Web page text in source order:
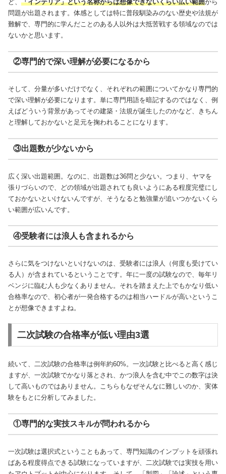
ど、 「インテリア」という名称からは想像できないくらい広い範囲から
問題が出題されます。体感としては特に普段馴染みのない歴史や法規が
難解で、専門的に学んだことのある人以外は大抵苦戦する領域なのでは
ないかと思います。
②専門的で深い理解が必要になるから
そして、分量が多いだけでなく、それぞれの範囲についてかなり専門的
で深い理解が必要になります。単に専門用語を暗記するのではなく、例
えばどういう背景があってその建築・法規が誕生したのかなど、きちん
と理解しておかないと足元を掬われることになります。
③出題数が少ないから
広く深い出題範囲。なのに、出題数は36問と少ない。つまり、ヤマを
張りづらいので、どの領域が出題されても良いようにある程度完璧にし
ておかないといけないんですが、そうなると勉強量が追いつかないくら
い範囲が広いんです。
④受験者には浪人も含まれるから
さらに気をつけないといけないのは、受験者には浪人（何度も受けてい
る人）が含まれているということです。年に一度の試験なので、毎年リ
ベンジに臨む人も少なくありません。それを踏まえた上でもかなり低い
合格率なので、初心者が一発合格するのは相当ハードルが高いというこ
とが想像できますよね。
二次試験の合格率が低い理由3選
続いて、二次試験の合格率は例年約60%。一次試験と比べると高く感じ
ますが、一次試験でかなり落とされ、かつ浪人を含む中でこの数字は決
して高いものではありません。こちらもなぜそんなに難しいのか、実体
験をもとに分析してみました。
①専門的な実技スキルが問われるから
一次試験は選択式ということもあって、専門知識のインプットを頑張れ
ばある程度得点できる試験になっていますが、二次試験では実技を用い